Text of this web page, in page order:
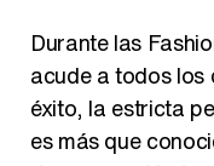
Durante las
acude a todos los
éxito, la estricta
es más que